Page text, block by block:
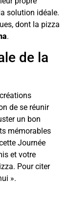
solution idéale.
dont la pizza
.
de la
de se réunir
un bon
mémorables
Journée
et votre
Pour citer
».